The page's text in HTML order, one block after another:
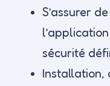
S’assurer
sécurité
Installation,